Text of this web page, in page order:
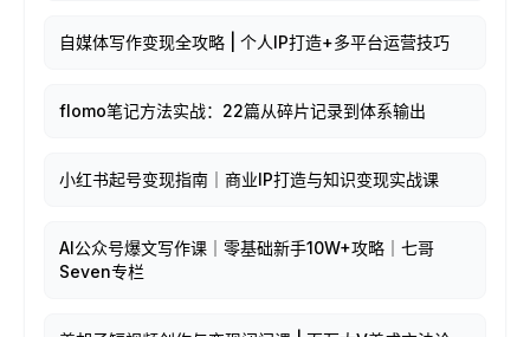
自媒体写作变现全攻略 | 个人IP打造+多平台运营技巧
flomo笔记方法实战：22篇从碎片记录到体系输出
小红书起号变现指南｜商业IP打造与知识变现实战课
AI公众号爆文写作课｜零基础新手10W+攻略｜七哥
Seven专栏